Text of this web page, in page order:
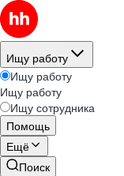
Ищу работу
Ищу работу
Ищу работу
Ищу сотрудника
Помощь
Ещё
Поиск